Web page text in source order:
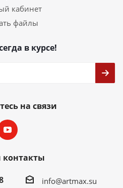
кабинет
файлы
в курсе!
на связи
info@artmax.su